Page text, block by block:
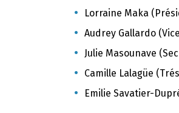
Lorraine Maka
Audrey Gallardo
Julie Masounave
Camille Lalagüe
Emilie Savatier-